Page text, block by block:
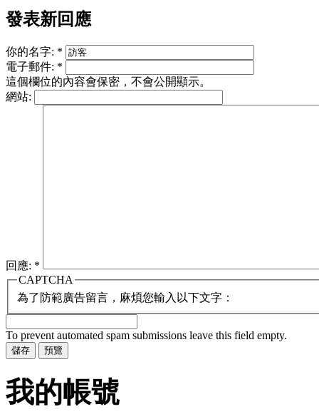
發表新回應
你的名字: *
電子郵件: *
這個欄位的內容會保密，不會公開顯示。
網站:
回應: *
CAPTCHA
為了防範廣告留言，麻煩您輸入以下文字：
To prevent automated spam submissions leave this field empty.
我的帳號